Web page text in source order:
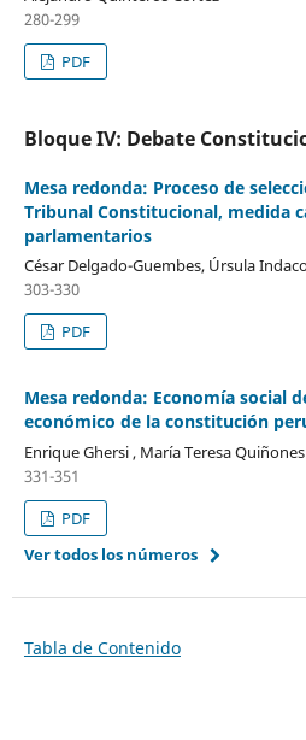
280-299
PDF
Bloque IV: Debate
Mesa redonda: Proceso de
Tribunal Constitucional, medida
parlamentarios
César Delgado-Guembes, Úrsula
303-330
PDF
Mesa redonda: Economía social
económico de la constitución
Enrique Ghersi , María Teresa Quiñones
331-351
PDF
Ver todos los números
Tabla de Contenido